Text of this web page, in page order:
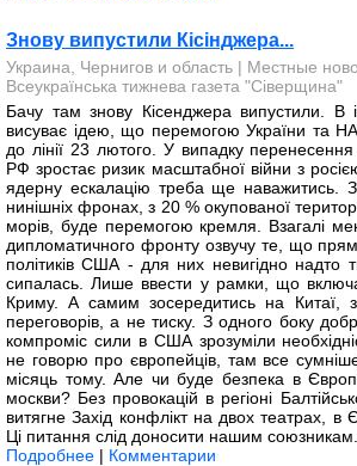
Знову випустили Кісінджера...
Украина, Чернигов и область | Местные
Всеукраїнська тижнева газета "Сіверщина"
Бачу там знову Кісенджера випустили. В
висуває ідею, що перемогою України та
до лінії 23 лютого. У випадку
РФ зростає ризик масштабної війни з
ядерну ескалацію треба ще наважитись.
нинішніх фронах, з 20 % окупованої
морів, буде перемогою кремля. Взагалі
дипломатичного фронту озвучу те, що
політиків США - для них невигідно надто
сипалась. Лише ввести у рамки, що
Криму. А самим зосередитись на Китаї,
переговорів, а не тиску. З одного боку
компроміс сили в США зрозуміли
не говорю про європейців, там все
місяць тому. Але чи буде безпека в
москви? Без провокацій в регіоні
витягне Захід конфлікт на двох театрах, в
Ці питання слід доносити нашим
Подробнее | Комментарии